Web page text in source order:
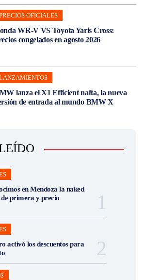
OFICIALES
WR-V VS Toyota Yaris Cross:
congelados en agosto 2026
lanza el X1 Efficient nafta, la nueva
de entrada al mundo BMW X
en Mendoza la naked
primera y precio
activó los descuentos para